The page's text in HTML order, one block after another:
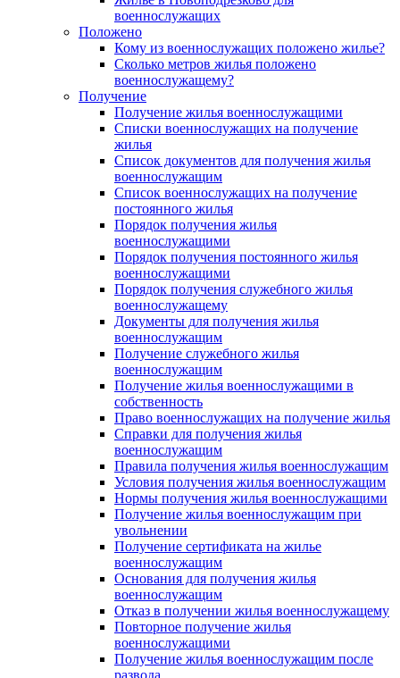
военнослужащих
Положено
Кому из военнослужащих положено жилье?
Сколько метров жилья положено
военнослужащему?
Получение
Получение жилья военнослужащими
Списки военнослужащих на получение
жилья
Список документов для получения жилья
военнослужащим
Список военнослужащих на получение
постоянного жилья
Порядок получения жилья
военнослужащими
Порядок получения постоянного жилья
военнослужащими
Порядок получения служебного жилья
военнослужащему
Документы для получения жилья
военнослужащим
Получение служебного жилья
военнослужащим
Получение жилья военнослужащими в
собственность
Право военнослужащих на получение жилья
Справки для получения жилья
военнослужащим
Правила получения жилья военнослужащим
Условия получения жилья военнослужащим
Нормы получения жилья военнослужащими
Получение жилья военнослужащим при
увольнении
Получение сертификата на жилье
военнослужащим
Основания для получения жилья
военнослужащим
Отказ в получении жилья военнослужащему
Повторное получение жилья
военнослужащими
Получение жилья военнослужащим после
развода